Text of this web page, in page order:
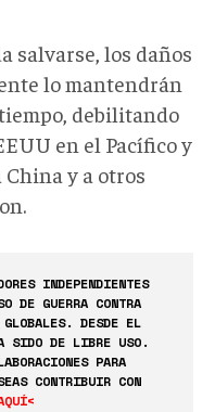
salvarse, los daños
lo mantendrán
debilitando
en el Pacífico y
y a otros
INDEPENDIENTES
DE GUERRA CONTRA
DESDE EL
SIDO DE LIBRE USO.
PARA
CONTRIBUIR CON